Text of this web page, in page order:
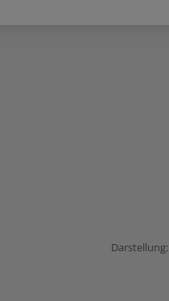
Darstellung: